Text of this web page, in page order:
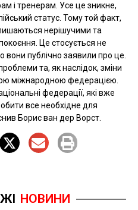
і тренерам. Усе це зникне,
статус. Тому той факт,
нерішучими та
Це стосується не
публічно заявили про це.
та, як наслідок, зміни
міжнародною федерацією.
федерації, які вже
все необхідне для
Борис ван дер Ворст.
НОВИНИ